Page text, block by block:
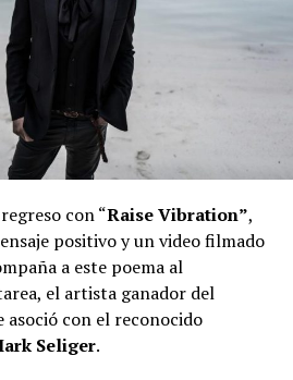
con “Raise Vibration”,
positivo y un video filmado
a este poema al
el artista ganador del
asoció con el reconocido
Seliger.